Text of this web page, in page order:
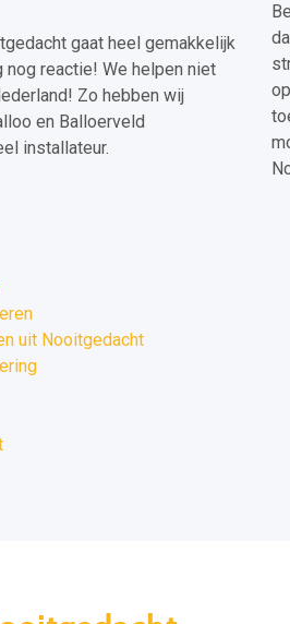
gaat heel gemakkelijk
reactie! We helpen niet
Zo hebben wij
en Balloerveld
installateur.
uit Nooitgedacht